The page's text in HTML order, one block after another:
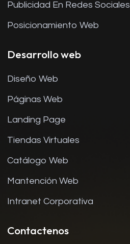
Publicidad En Redes Sociales
Posicionamiento Web
Desarrollo web
Diseño Web
Páginas Web
Landing Page
Tiendas Virtuales
Catálogo Web
Mantención Web
Intranet Corporativa
Contactenos